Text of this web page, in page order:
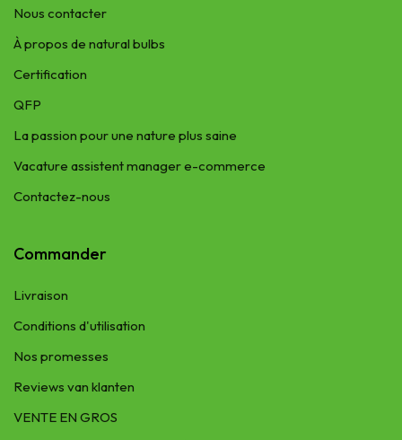
Nous contacter
À propos de natural bulbs
Certification
QFP
La passion pour une nature plus saine
Vacature assistent manager e-commerce
Contactez-nous
Commander
Livraison
Conditions d'utilisation
Nos promesses
Reviews van klanten
VENTE EN GROS